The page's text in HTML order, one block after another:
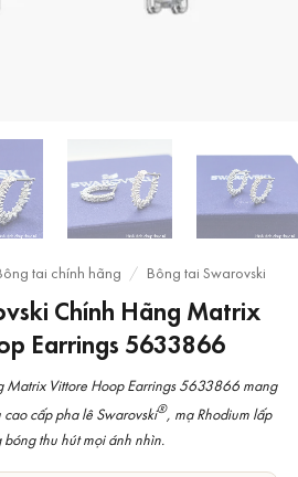
tai chính hãng / Bông tai Swarovski
Chính Hãng Matrix
Earrings 5633866
Matrix Vittore Hoop Earrings 5633866 mang
cấp pha lê Swarovski®, mạ Rhodium lấp
bóng thu hút mọi ánh nhìn.